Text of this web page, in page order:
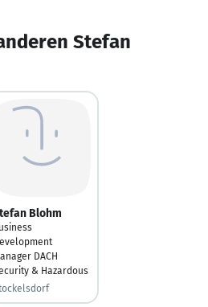
Stefan
Blohm
DACH
& Hazardous